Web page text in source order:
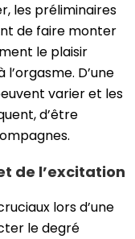
les préliminaires
de faire monter
le plaisir
D’une
varier et les
d’être
de l’excitation
lors d’une
le degré